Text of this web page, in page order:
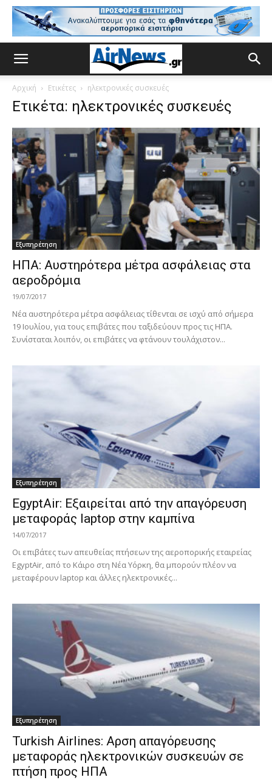
Αρχική Ετικέτες ηλεκτρονικές συσκευές
Ετικέτα: ηλεκτρονικές συσκευές
Εξυπηρέτηση
ΗΠΑ: Αυστηρότερα μέτρα ασφάλειας στα
αεροδρόμια
19/07/2017
Νέα αυστηρότερα μέτρα ασφάλειας τίθενται σε ισχύ από σήμερα
19 Ιουλίου, για τους επιβάτες που ταξιδεύουν προς τις ΗΠΑ.
Συνίσταται λοιπόν, οι επιβάτες να φτάνουν τουλάχιστον...
Εξυπηρέτηση
EgyptAir: Εξαιρείται από την απαγόρευση
μεταφοράς laptop στην καμπίνα
14/07/2017
Οι επιβάτες των απευθείας πτήσεων της αεροπορικής εταιρείας
EgyptAir, από το Κάιρο στη Νέα Υόρκη, θα μπορούν πλέον να
μεταφέρουν laptop και άλλες ηλεκτρονικές...
Εξυπηρέτηση
Turkish Airlines: Αρση απαγόρευσης
μεταφοράς ηλεκτρονικών συσκευών σε
πτήση προς ΗΠΑ